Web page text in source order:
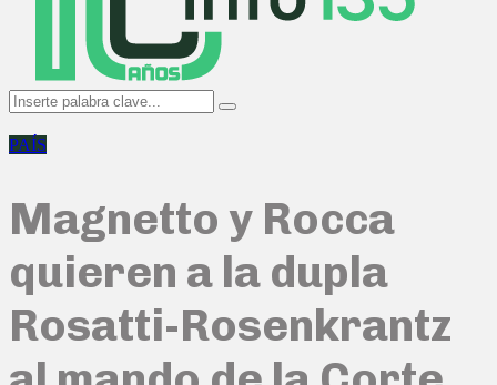
Search
for:
Search
PAÍS
Magnetto y Rocca
quieren a la dupla
Rosatti-Rosenkrantz